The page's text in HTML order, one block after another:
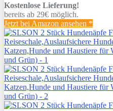
Kostenlose Lieferung!
bereits ab 29€ möglich.
Jetzt bei Amazon ansehen *